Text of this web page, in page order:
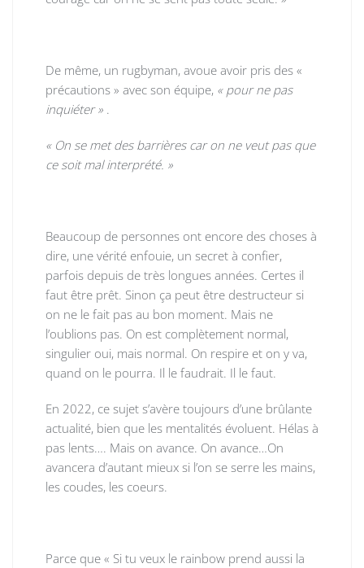
De même, un rugbyman, avoue avoir pris des «
précautions » avec son équipe, « pour ne pas
inquiéter » .
« On se met des barrières car on ne veut pas que
ce soit mal interprété. »
Beaucoup de personnes ont encore des choses à
dire, une vérité enfouie, un secret à confier,
parfois depuis de très longues années. Certes il
faut être prêt. Sinon ça peut être destructeur si
on ne le fait pas au bon moment. Mais ne
l’oublions pas. On est complètement normal,
singulier oui, mais normal. On respire et on y va,
quand on le pourra. Il le faudrait. Il le faut.
En 2022, ce sujet s’avère toujours d’une brûlante
actualité, bien que les mentalités évoluent. Hélas à
pas lents…. Mais on avance. On avance…On
avancera d’autant mieux si l’on se serre les mains,
les coudes, les coeurs.
Parce que « Si tu veux le rainbow prend aussi la